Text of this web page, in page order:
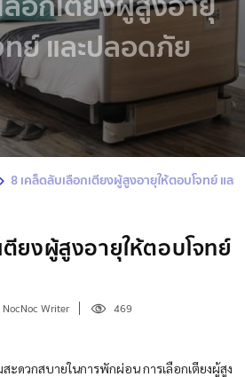
ย์ และปลอดภัย
8 เคล็ดลับเลือกเตียงผู้สูงอายุให้ตอบโจทย์ แล
ตียงผู้สูงอายุให้ตอบโจทย์
NocNoc Writer 469
ะดวกสบายในการพักผ่อน การเลือกเตียงผู้สูง